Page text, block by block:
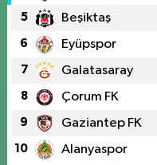
5 Beşiktaş
6 Eyüpspor
7 Galatasaray
8 Çorum FK
9 Gaziantep FK
10 Alanyaspor